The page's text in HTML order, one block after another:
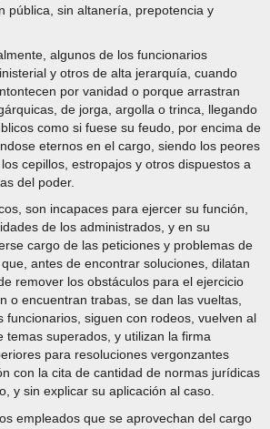
pública, sin altanería, prepotencia y
algunos de los funcionarios
y otros de alta jerarquía, cuando
por vanidad o porque arrastran
de jorga, argolla o trinca, llegando
como si fuese su feudo, por encima de
eternos en el cargo, siendo los peores
cepillos, estropajos y otros dispuestos a
del poder.
son incapaces para ejercer su función,
de los administrados, y en su
cargo de las peticiones y problemas de
antes de encontrar soluciones, dilatan
remover los obstáculos para el ejercicio
o encuentran trabas, se dan las vueltas,
funcionarios, siguen con rodeos, vuelven al
temas superados, y utilizan la firma
para resoluciones vergonzantes
con la cita de cantidad de normas jurídicas
y sin explicar su aplicación al caso.
empleados que se aprovechan del cargo